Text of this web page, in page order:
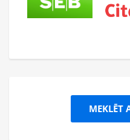
MEKLĒT